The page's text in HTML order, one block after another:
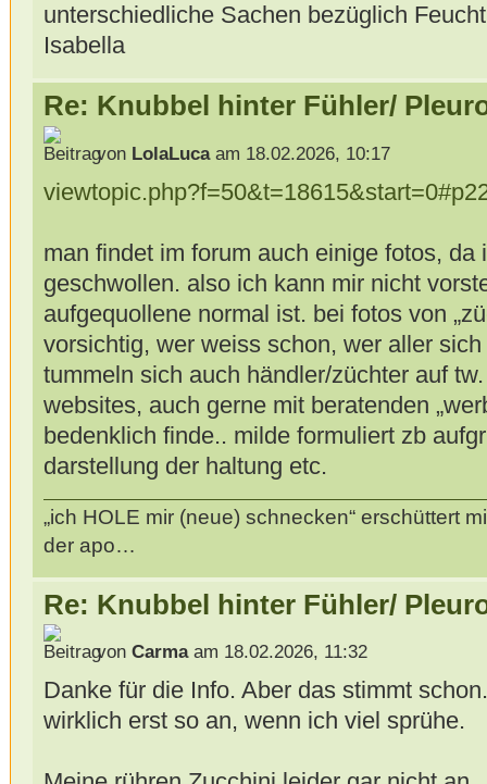
unterschiedliche Sachen bezüglich
Isabella
Re: Knubbel hinter Fühler/
von LolaLucaam 18.02.2026, 10:17
man findet im forum auch einige fotos, da
geschwollen. also ich kann mir nicht
aufgequollene normal ist. bei fotos von
vorsichtig, wer weiss schon, wer aller sich
tummeln sich auch händler/züchter auf
websites, auch gerne mit beratenden
bedenklich finde.. milde formuliert zb
darstellung der haltung etc.
„ich HOLE mir (neue) schnecken“ erschüttert
der apo…
Re: Knubbel hinter Fühler/
von Carmaam 18.02.2026, 11:32
Danke für die Info. Aber das stimmt
wirklich erst so an, wenn ich viel sprühe.